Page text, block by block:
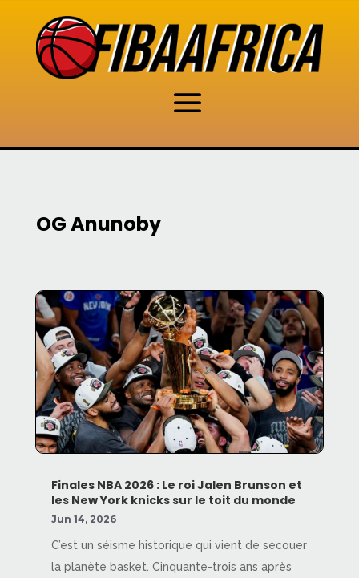
OG Anunoby
Finales NBA 2026 : Le roi Jalen Brunson et
les New York knicks sur le toit du monde
Jun 14, 2026
C’est un séisme historique qui vient de secouer
la planète basket. Cinquante-trois ans après